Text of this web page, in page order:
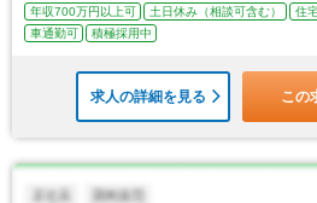
年収700万円以上可 土日休み（相談可含む） 住
車通勤可
積極採用中
求人の詳細を見る この